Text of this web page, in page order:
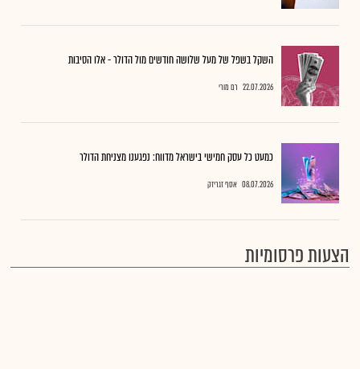
השקל בשפל של מעל שלושה חודשים מול הדולר - אלו הסיבות
22.07.2026 רם מורי
כמעט כל עסק חמישי בישראל מדווח: נפגענו מצניחת הדולר
08.07.2026 אסף זגריזק
הצעות פרסומיות